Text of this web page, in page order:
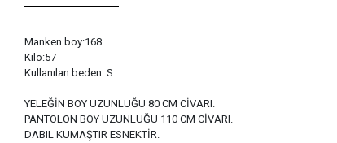
Manken boy:168
Kilo:57
Kullanılan beden: S
YELEĞİN BOY UZUNLUĞU 80 CM CİVARI.
PANTOLON BOY UZUNLUĞU 110 CM CİVARI.
DABIL KUMAŞTIR ESNEKTİR.